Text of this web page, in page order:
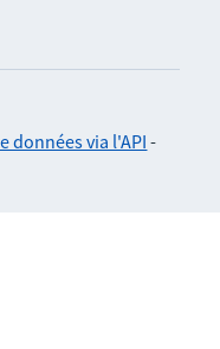
données via l'API-